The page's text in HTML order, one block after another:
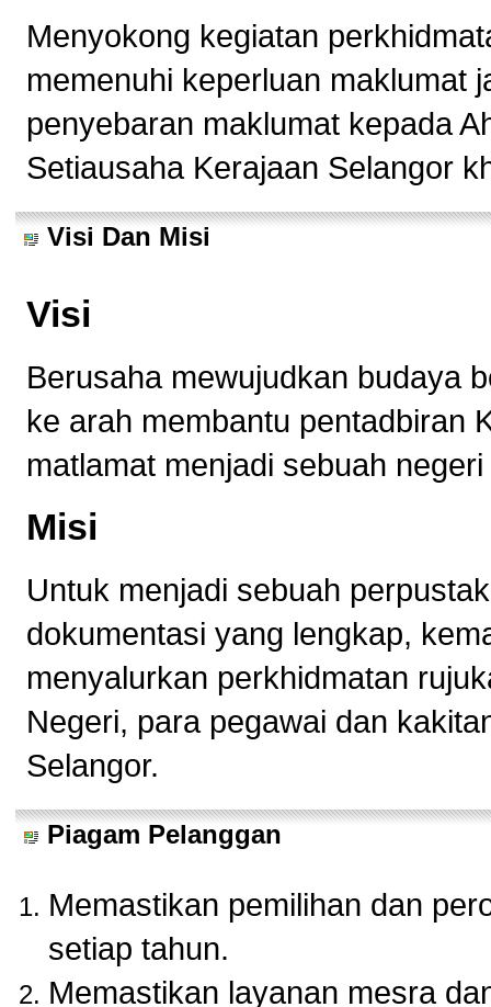
Menyokong kegiatan
memenuhi keperluan maklumat
penyebaran maklumat kepada
Setiausaha Kerajaan Selangor
Visi Dan Misi
Visi
Berusaha mewujudkan budaya
ke arah membantu pentadbiran
matlamat menjadi sebuah
Misi
Untuk menjadi sebuah
dokumentasi yang lengkap,
menyalurkan perkhidmatan
Negeri, para pegawai dan
Selangor.
Piagam Pelanggan
Memastikan pemilihan dan
setiap tahun.
Memastikan layanan mesra